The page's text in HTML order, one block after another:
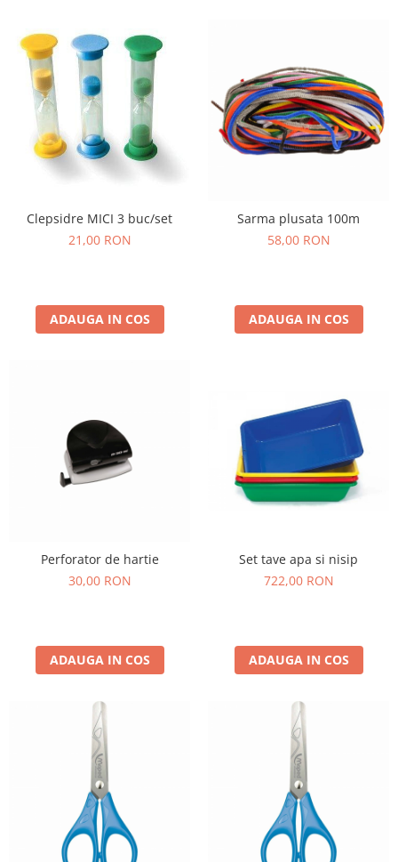
Clepsidre MICI 3 buc/set
21,00 RON
ADAUGA IN COS
Sarma plusata 100m
58,00 RON
ADAUGA IN COS
Perforator de hartie
30,00 RON
ADAUGA IN COS
Set tave apa si nisip
722,00 RON
ADAUGA IN COS